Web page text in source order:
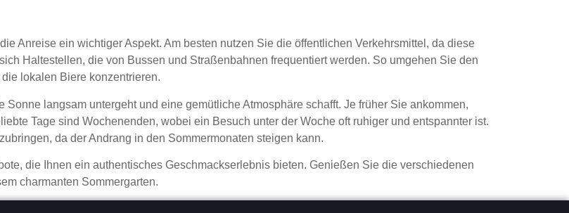
Anreise ein wichtiger Aspekt. Am besten nutzen Sie die öffentlichen Verkehrsmittel, da diese
Haltestellen, die von Bussen und Straßenbahnen frequentiert werden. So umgehen Sie den
lokalen Biere konzentrieren.
langsam untergeht und eine gemütliche Atmosphäre schafft. Je früher Sie ankommen,
Tage sind Wochenenden, wobei ein Besuch unter der Woche oft ruhiger und entspannter ist.
da der Andrang in den Sommermonaten steigen kann.
die Ihnen ein authentisches Geschmackserlebnis bieten. Genießen Sie die verschiedenen
charmanten Sommergarten.